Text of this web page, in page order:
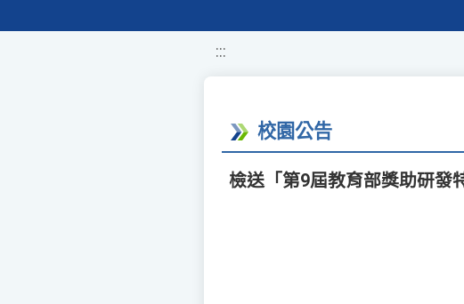
:::
校園公告
檢送「第9屆教育部獎助研發